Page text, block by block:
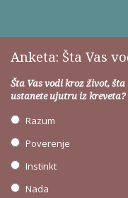
Anketa: Šta Vas
Šta Vas vodi kroz život,
ustanete ujutru iz kreveta?
Razum
Poverenje
Instinkt
Nada